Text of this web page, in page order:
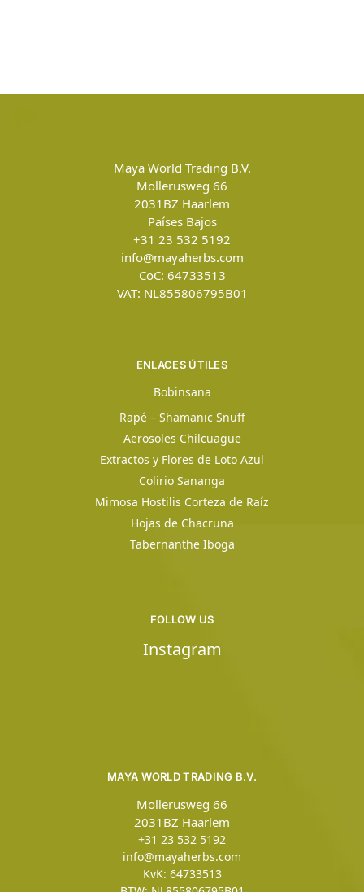
Maya World Trading B.V.
Mollerusweg 66
2031BZ Haarlem
Países Bajos
+31 23 532 5192
info@mayaherbs.com
CoC: 64733513
VAT: NL855806795B01
ENLACES ÚTILES
Bobinsana
Rapé – Shamanic Snuff
Aerosoles Chilcuague
Extractos y Flores de Loto Azul
Colirio Sananga
Mimosa Hostilis Corteza de Raíz
Hojas de Chacruna
Tabernanthe Iboga
MAYA WORLD TRADING B.V.
Mollerusweg 66
2031BZ Haarlem
+31 23 532 5192
info@mayaherbs.com
KvK: 64733513
FOLLOW US
Instagram